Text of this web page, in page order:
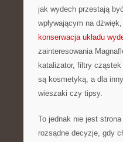
jak wydech przestają
wpływającym na
konserwacja układu
zainteresowania
katalizator, filtry
są kosmetyką, a dla
wieszaki czy tipsy.
To jednak nie jest
rozsądne decyzje, gdy